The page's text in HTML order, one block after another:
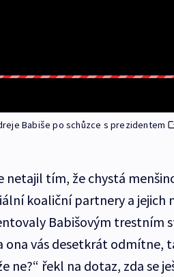
Babiše po schůzce s prezidentem
netajil tím, že chystá
koaliční partnery a jejich
Babišovým trestním
ona vás desetkrát odmítne,
ne?“ řekl na dotaz, zda se